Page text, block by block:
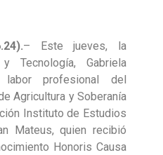
– Este jueves, la
Tecnología, Gabriela
profesional del
Agricultura y Soberanía
Instituto de Estudios
Mateus, quien recibió
Honoris Causa